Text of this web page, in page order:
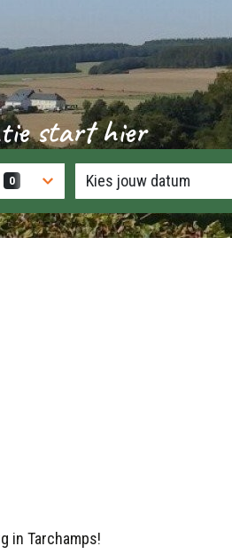
start hier
0
in Tarchamps!